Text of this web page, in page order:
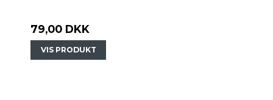
79,00 DKK
VIS PRODUKT